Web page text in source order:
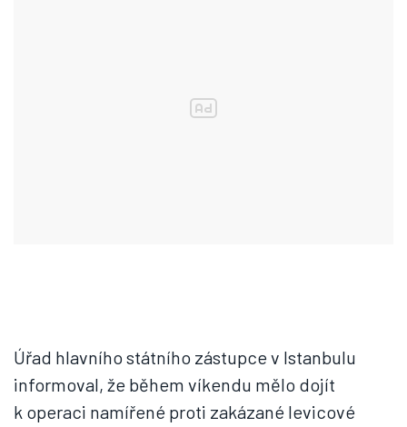
Úřad hlavního státního zástupce v Istanbulu
informoval, že během víkendu mělo dojít
k operaci namířené proti zakázané levicové